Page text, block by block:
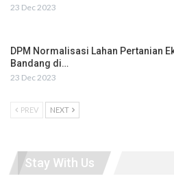
23 Dec 2023
DPM Normalisasi Lahan Pertanian
Bandang di…
23 Dec 2023
PREV NEXT
Stay With Us